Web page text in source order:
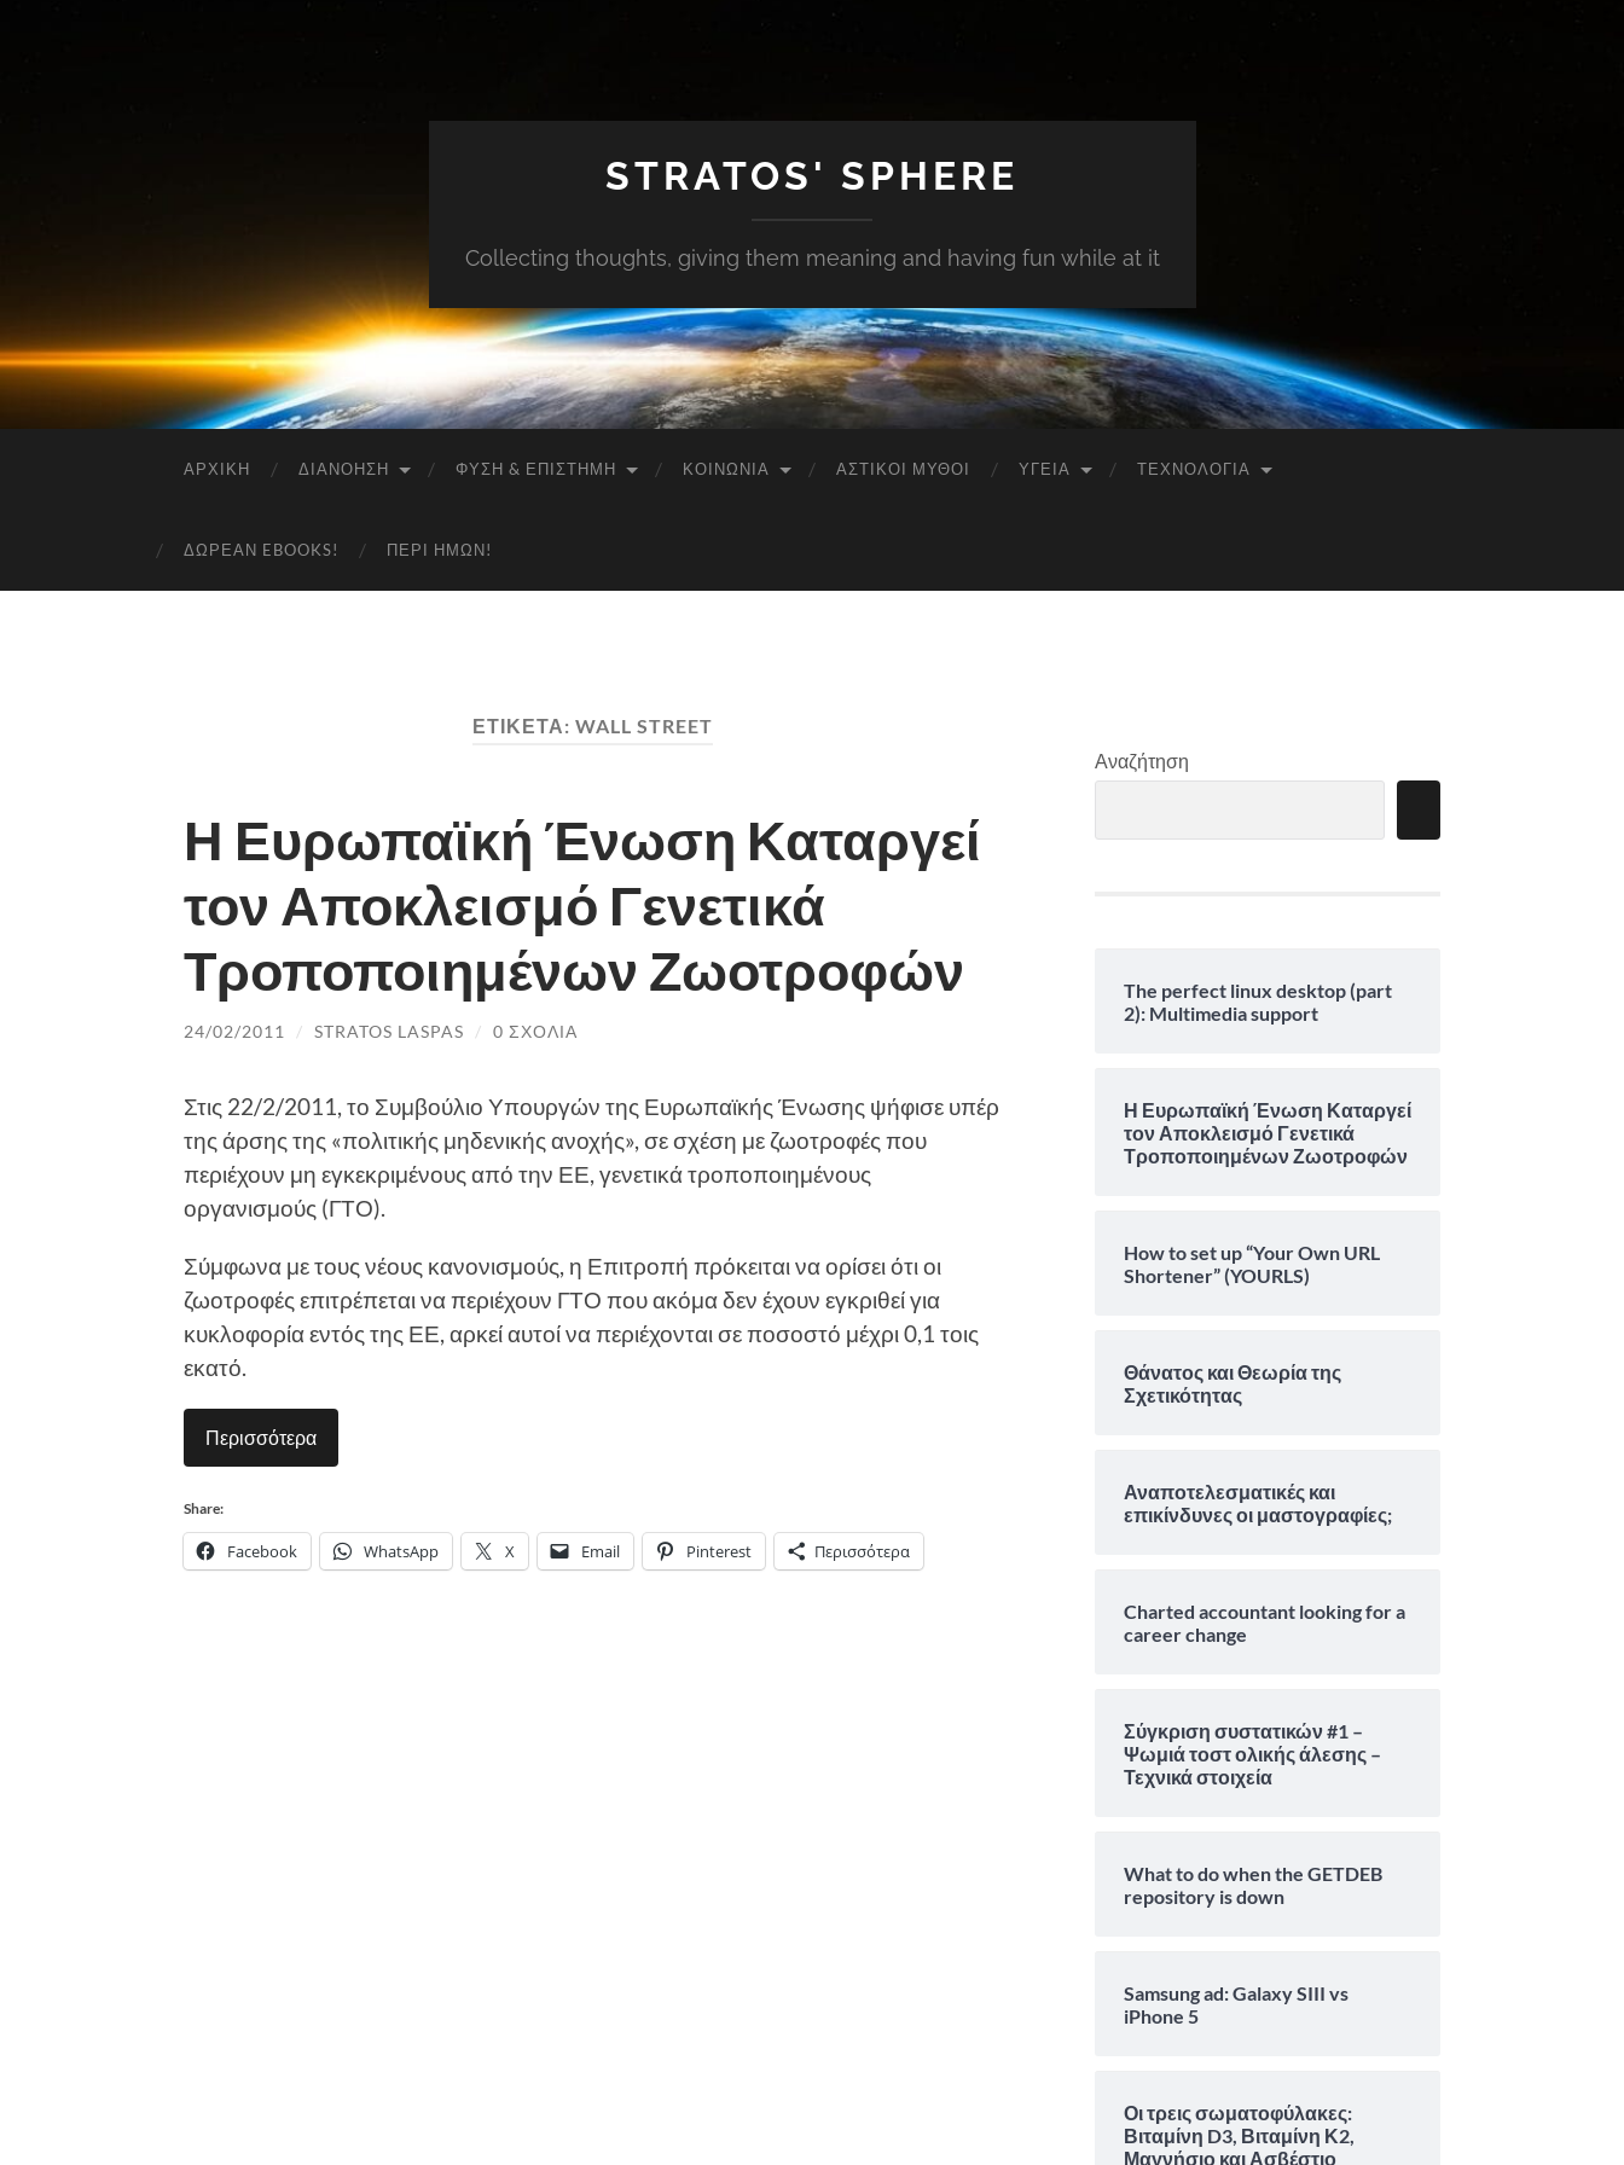
STRATOS' SPHERE
Collecting thoughts, giving them meaning and having fun while at it
ΑΡΧΙΚΉ ΔΙΑΝΌΗΣΗ ΦΎΣΗ & ΕΠΙΣΤΉΜΗ ΚΟΙΝΩΝΊΑ ΑΣΤΙΚΟΊ ΜΎΘΟΙ ΥΓΕΊΑ ΤΕΧΝΟΛΟΓΊΑ
ΔΩΡΕΆΝ EBOOKS! ΠΕΡΊ ΗΜΏΝ!
ΕΤΙΚΈΤΑ: WALL STREET
Η Ευρωπαϊκή Ένωση Καταργεί
τον Αποκλεισμό Γενετικά
Τροποποιημένων Ζωοτροφών
24/02/2011 / STRATOS LASPAS / 0 ΣΧΌΛΙΑ
Στις 22/2/2011, το Συμβούλιο Υπουργών της Ευρωπαϊκής Ένωσης ψήφισε υπέρ
της άρσης της «πολιτικής μηδενικής ανοχής», σε σχέση με ζωοτροφές που
περιέχουν μη εγκεκριμένους από την ΕΕ, γενετικά τροποποιημένους
οργανισμούς (ΓΤΟ).
Σύμφωνα με τους νέους κανονισμούς, η Επιτροπή πρόκειται να ορίσει ότι οι
ζωοτροφές επιτρέπεται να περιέχουν ΓΤΟ που ακόμα δεν έχουν εγκριθεί για
κυκλοφορία εντός της ΕΕ, αρκεί αυτοί να περιέχονται σε ποσοστό μέχρι 0,1 τοις
εκατό.
Περισσότερα
Share:
Facebook WhatsApp X Email Pinterest Περισσότερα
Αναζήτηση
The perfect linux desktop (part
2): Multimedia support
Η Ευρωπαϊκή Ένωση Καταργεί
τον Αποκλεισμό Γενετικά
Τροποποιημένων Ζωοτροφών
How to set up “Your Own URL
Shortener” (YOURLS)
Θάνατος και Θεωρία της
Σχετικότητας
Αναποτελεσματικές και
επικίνδυνες οι μαστογραφίες;
Charted accountant looking for a
career change
Σύγκριση συστατικών #1 –
Ψωμιά τοστ ολικής άλεσης –
Τεχνικά στοιχεία
What to do when the GETDEB
repository is down
Samsung ad: Galaxy SIII vs
iPhone 5
Οι τρεις σωματοφύλακες:
Βιταμίνη D3, Βιταμίνη Κ2,
Μαγνήσιο και Ασβέστιο